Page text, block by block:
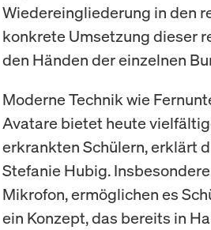
Wiedereingliederung in den
konkrete Umsetzung dieser
den Händen der einzelnen
Moderne Technik wie
Avatare bietet heute
erkrankten Schülern, erklärt
Stefanie Hubig.
Mikrofon, ermöglichen es
ein Konzept, das bereits in